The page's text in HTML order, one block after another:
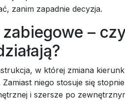
zanim zapadnie decyzja.
–
w której zmiana
niego stosuje się
i szersze po